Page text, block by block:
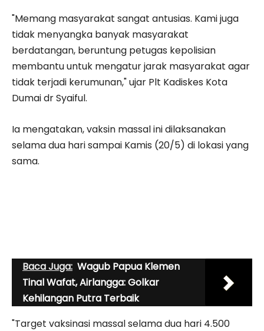
"Memang masyarakat sangat antusias. Kami juga
tidak menyangka banyak masyarakat
berdatangan, beruntung petugas kepolisian
membantu untuk mengatur jarak masyarakat agar
tidak terjadi kerumunan," ujar Plt Kadiskes Kota
Dumai dr Syaiful.
Ia mengatakan, vaksin massal ini dilaksanakan
selama dua hari sampai Kamis (20/5) di lokasi yang
sama.
Baca Juga: Wagub Papua Klemen
Tinal Wafat, Airlangga: Golkar
Kehilangan Putra Terbaik
"Target vaksinasi massal selama dua hari 4.500